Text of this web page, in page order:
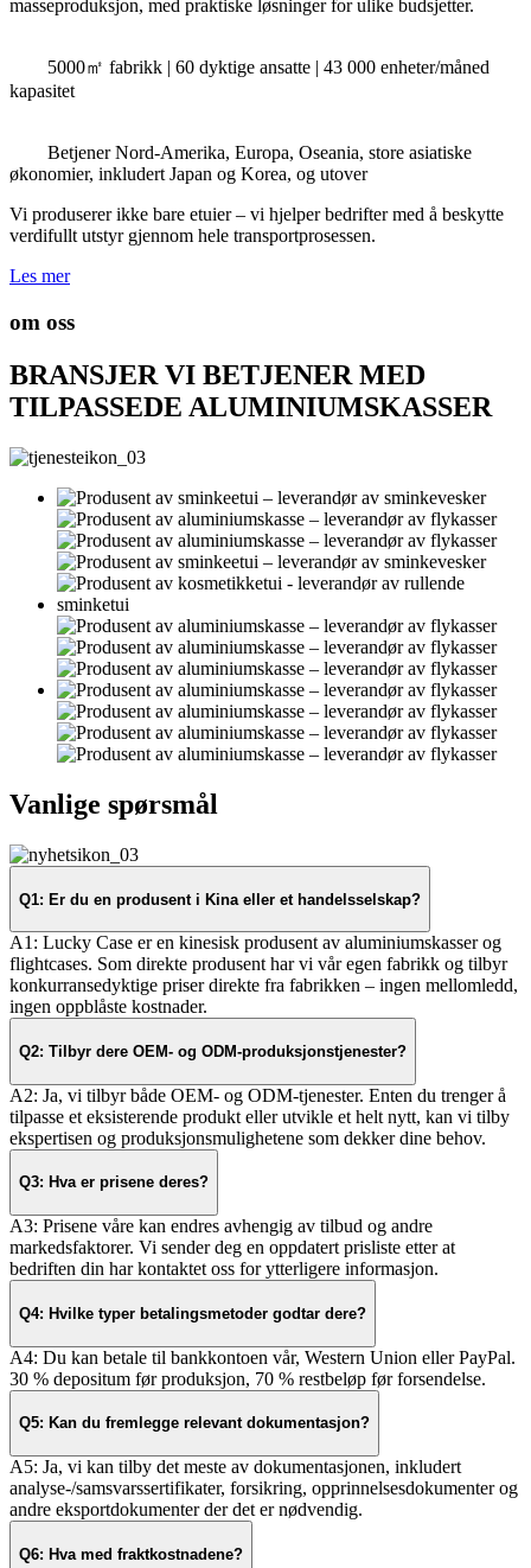
masseproduksjon, med praktiske løsninger for ulike budsjetter.
5000㎡ fabrikk | 60 dyktige ansatte | 43 000 enheter/måned
kapasitet
Betjener Nord-Amerika, Europa, Oseania, store asiatiske
økonomier, inkludert Japan og Korea, og utover
Vi produserer ikke bare etuier – vi hjelper bedrifter med å beskytte
verdifullt utstyr gjennom hele transportprosessen.
Les mer
om oss
BRANSJER VI BETJENER MED
TILPASSEDE ALUMINIUMSKASSER
Vanlige spørsmål
Q1: Er du en produsent i Kina eller et handelsselskap?
A1: Lucky Case er en kinesisk produsent av aluminiumskasser og
flightcases. Som direkte produsent har vi vår egen fabrikk og tilbyr
konkurransedyktige priser direkte fra fabrikken – ingen mellomledd,
ingen oppblåste kostnader.
Q2: Tilbyr dere OEM- og ODM-produksjonstjenester?
A2: Ja, vi tilbyr både OEM- og ODM-tjenester. Enten du trenger å
tilpasse et eksisterende produkt eller utvikle et helt nytt, kan vi tilby
ekspertisen og produksjonsmulighetene som dekker dine behov.
Q3: Hva er prisene deres?
A3: Prisene våre kan endres avhengig av tilbud og andre
markedsfaktorer. Vi sender deg en oppdatert prisliste etter at
bedriften din har kontaktet oss for ytterligere informasjon.
Q4: Hvilke typer betalingsmetoder godtar dere?
A4: Du kan betale til bankkontoen vår, Western Union eller PayPal.
30 % depositum før produksjon, 70 % restbeløp før forsendelse.
Q5: Kan du fremlegge relevant dokumentasjon?
A5: Ja, vi kan tilby det meste av dokumentasjonen, inkludert
analyse-/samsvarssertifikater, forsikring, opprinnelsesdokumenter og
andre eksportdokumenter der det er nødvendig.
Q6: Hva med fraktkostnadene?